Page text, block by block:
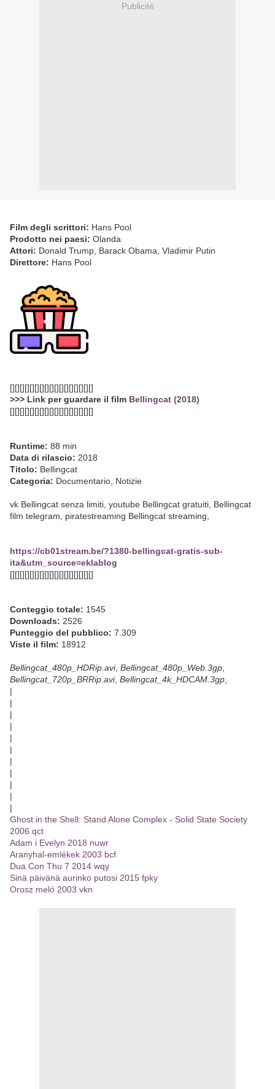
Publicité
Film degli scrittori: Hans Pool
Prodotto nei paesi: Olanda
Attori: Donald Trump, Barack Obama, Vladimir Putin
Direttore: Hans Pool
[][][][][][][][][][][][][][][][][]
>>> Link per guardare il film Bellingcat (2018)
[][][][][][][][][][][][][][][][][]
Runtime: 88 min
Data di rilascio: 2018
Titolo: Bellingcat
Categoria: Documentario, Notizie
vk Bellingcat senza limiti, youtube Bellingcat gratuiti, Bellingcat
film telegram, piratestreaming Bellingcat streaming,
https://cb01stream.be/?1380-bellingcat-gratis-sub-
ita&utm_source=eklablog
[][][][][][][][][][][][][][][][][]
Conteggio totale: 1545
Downloads: 2526
Punteggio del pubblico: 7.309
Viste il film: 18912
Bellingcat_480p_HDRip.avi, Bellingcat_480p_Web.3gp
Bellingcat_720p_BRRip.avi, Bellingcat_4k_HDCAM.3gp
|
|
|
|
|
|
|
|
|
|
|
Ghost in the Shell: Stand Alone Complex - Solid State Society
2006 qct
Adam i Evelyn 2018 nuwr
Aranyhal-emlékek 2003 bcf
Dua Con Thu 7 2014 wqy
Sinä päivänä aurinko putosi 2015 fpky
Orosz meló 2003 vkn